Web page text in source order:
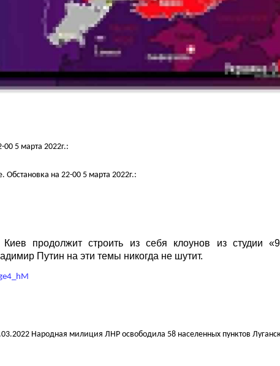
00 5 марта 2022г.:
Обстановка на 22-00 5 марта 2022г.:
продолжит строить из себя клоунов из студии
Путин на эти темы никогда не шутит.
Народная милиция ЛНР освободила 58 населенных пунктов